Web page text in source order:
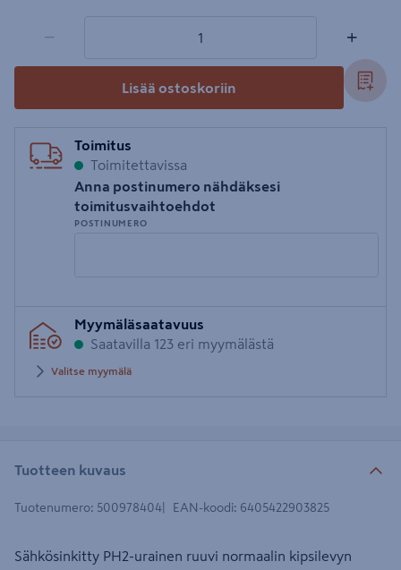
− +
Lisää ostoskoriin
Toimitus
Toimitettavissa
Anna postinumero nähdäksesi
toimitusvaihtoehdot
POSTINUMERO
postinumero
Myymäläsaatavuus
Saatavilla 123 eri myymälästä
Valitse myymälä
Tuotteen kuvaus
Tuotenumero: 500978404 EAN-koodi: 6405422903825
Sähkösinkitty PH2-urainen ruuvi normaalin kipsilevyn